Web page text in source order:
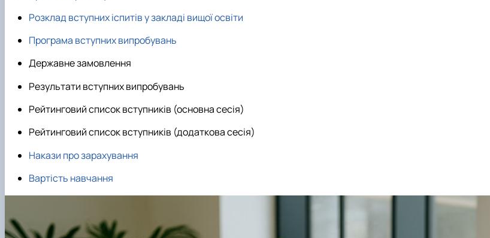
Розклад вступних іспитів у закладі вищої освіти
Програма вступних випробувань
Державне замовлення
Результати вступних випробувань
Рейтинговий список вступників (основна сесія)
Рейтинговий список вступників (додаткова сесія)
Накази про зарахування
Вартість навчання